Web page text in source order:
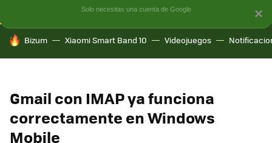
HOY SE HABLA DE
Bizum Xiaomi Smart Band 10 Videojuegos
Gmail con IMAP ya funciona
correctamente en Windows
Mobile
×
Solo necesitas una cuenta de Google